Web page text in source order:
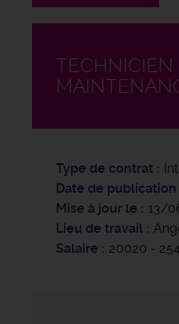
TECHNICIEN
Type de contrat
Date de publication
Mise à jour le
13/
Lieu de travail
Salaire
20020 -